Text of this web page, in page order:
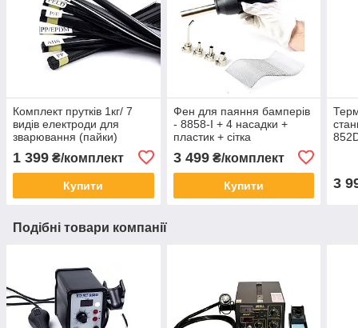
Комплект прутків 1кг/ 7
видів електроди для
зварювання (пайки)
1 399 ₴/комплект
Купити
Фен для паяння бамперів
- 8858-I + 4 насадки +
пластик + сітка
3 499₴/комплект
Купити 3
Подібні товари компанії